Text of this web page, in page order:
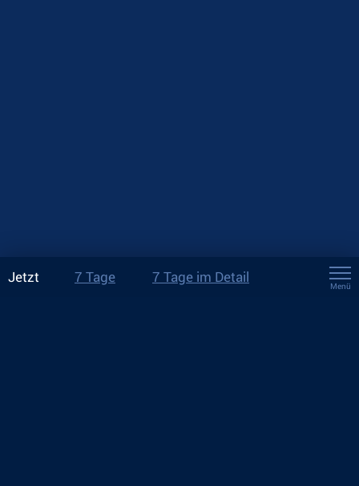
Jetzt 7 Tage 7 Tage im Detail
Menü